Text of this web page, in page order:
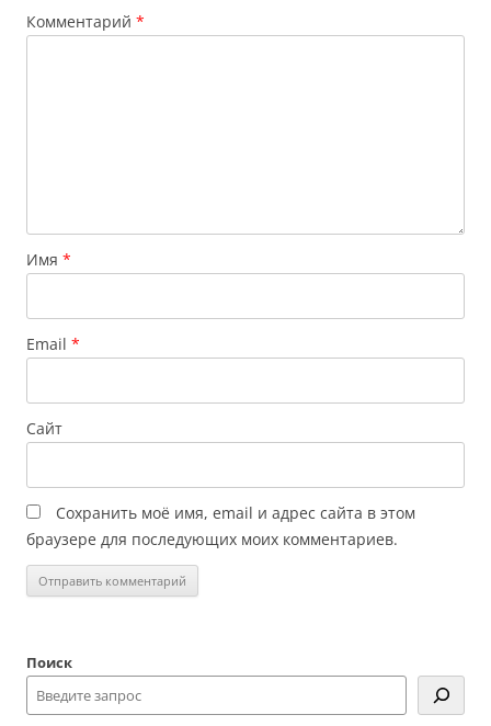
Комментарий *
Имя *
Email *
Сайт
Сохранить моё имя, email и адрес сайта в этом
браузере для последующих моих комментариев.
Поиск